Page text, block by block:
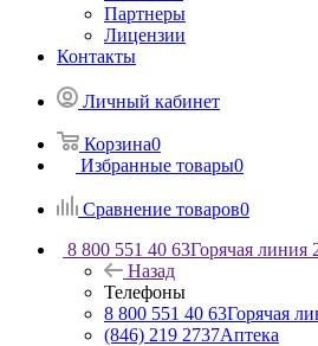
Партнеры
Лицензии
Контакты
Личный кабинет
Корзина0
Избранные товары0
Сравнение товаров0
8 800 551 40 63Горячая линия
Назад
Телефоны
8 800 551 40 63Горячая
(846) 219 2737Аптека